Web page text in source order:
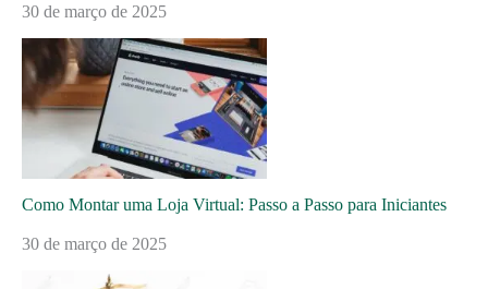
30 de março de 2025
Como Montar uma Loja Virtual: Passo a Passo para Iniciantes
30 de março de 2025